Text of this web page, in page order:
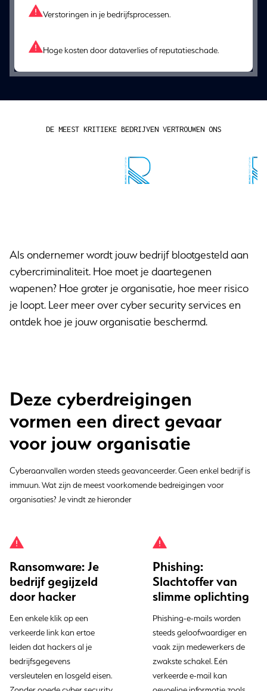
Verstoringen in je bedrijfsprocessen.
Hoge kosten door dataverlies of reputatieschade.
DE MEEST KRITIEKE BEDRIJVEN VERTROUWEN ONS
Als ondernemer wordt jouw bedrijf blootgesteld aan
cybercriminaliteit. Hoe moet je daartegenen
wapenen? Hoe groter je organisatie, hoe meer risico
je loopt. Leer meer over cyber security services en
ontdek hoe je jouw organisatie beschermd.
Deze cyberdreigingen
vormen een direct gevaar
voor jouw organisatie
Cyberaanvallen worden steeds geavanceerder. Geen enkel bedrijf is
immuun. Wat zijn de meest voorkomende bedreigingen voor
organisaties? Je vindt ze hieronder
Ransomware: Je
bedrijf gegijzeld
door hacker
Een enkele klik op een
verkeerde link kan ertoe
leiden dat hackers al je
bedrijfsgegevens
versleutelen en losgeld eisen.
Phishing:
Slachtoffer van
slimme oplichting
Phishing-e-mails worden
steeds geloofwaardiger en
vaak zijn medewerkers de
zwakste schakel. Eén
verkeerde e-mail kan